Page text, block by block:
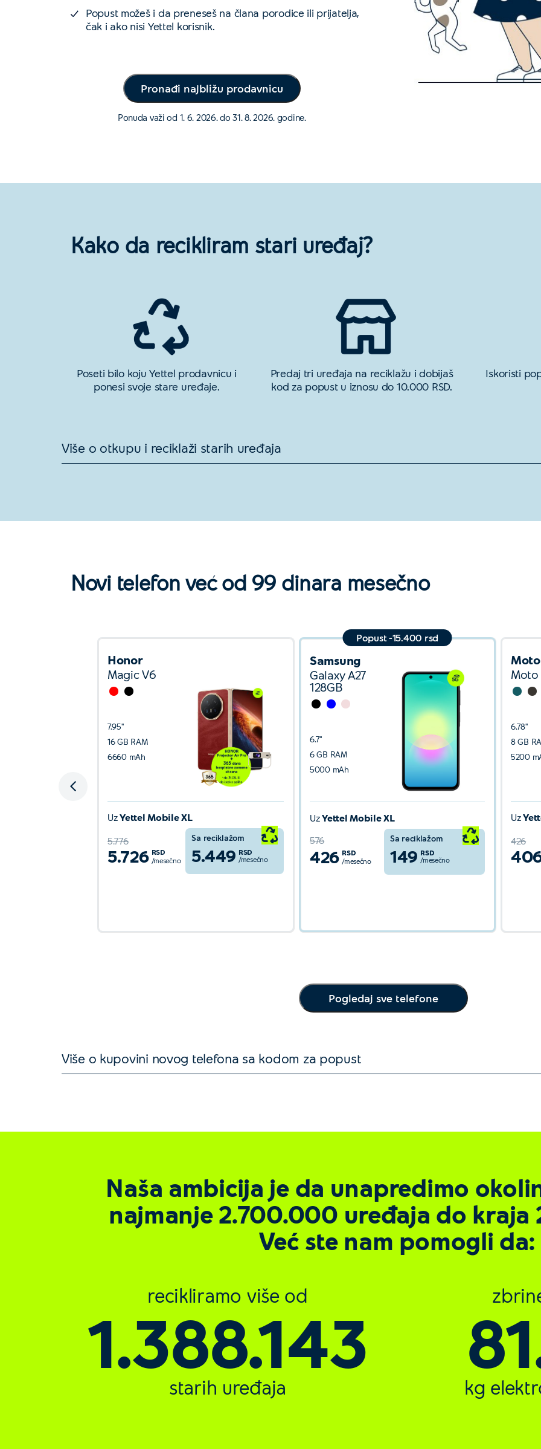
Popust možeš i da preneseš na člana porodice ili prijatelja,
čak i ako nisi Yettel korisnik.
Pronađi najbližu prodavnicu
Ponuda važi od 1. 6. 2026. do 31. 8. 2026. godine.
Kako da recikliram stari uređaj?
Poseti bilo koju Yettel prodavnicu i
ponesi svoje stare uređaje.
Predaj tri uređaja na reciklažu i dobijaš
kod za popust u iznosu do 10.000 RSD.
Iskoristi
Više o otkupu i reciklaži starih uređaja
Novi telefon već od 99 dinara mesečno
Honor
Magic V6
7.95''
16 GB RAM
6660 mAh
UzYettel Mobile XL
5.776
5.726 RSD
/mesečno
Sa reciklažom
5.449 RSD
/mesečno
Popust -15.400 rsd
Samsung
Galaxy A27
128GB
6.7''
6 GB RAM
5000 mAh
UzYettel Mobile XL
576
426 RSD
/mesečno
Sa reciklažom
149 RSD
/mesečno
Moto
6.78''
8 GB
5200
Uz
426
Pogledaj sve telefone
Više o kupovini novog telefona sa kodom za popust
Naša ambicija je da unapredimo
najmanje 2.700.000 uređaja do kraja
Već ste nam pomogli da:
recikliramo više od
1.620.837
starih uređaja kg